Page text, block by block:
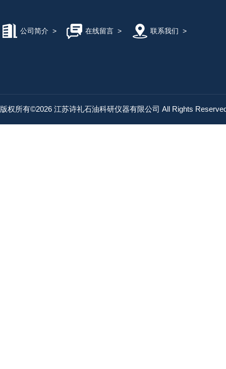
公司简介 > 在线留言> 联系我们 >
版权所有©2026 江苏诗礼石油科研仪器有限公司 All Rights